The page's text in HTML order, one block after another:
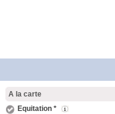
A la carte
Equitation *